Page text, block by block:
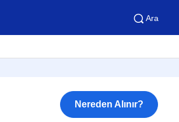
Ara
Nereden Alınır?